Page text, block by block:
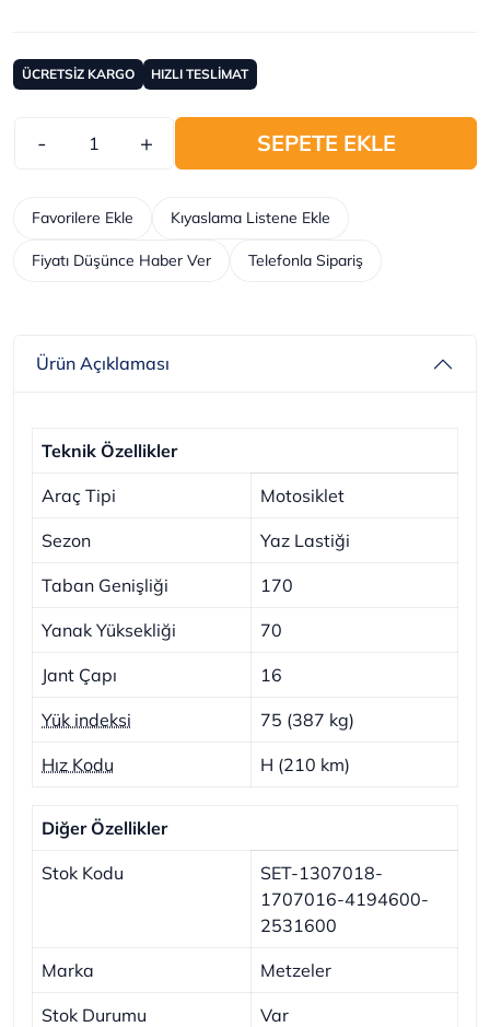
ÜCRETSİZ KARGO HIZLI TESLİMAT
- + SEPETE EKLE
Telefonla Sipariş
Kıyaslama Listene Ekle
Favorilere Ekle
Fiyatı Düşünce Haber Ver
Ürün Açıklaması
Teknik Özellikler
Araç Tipi Motosiklet
Sezon Yaz Lastiği
Taban Genişliği 170
Yanak Yüksekliği 70
Jant Çapı 16
Yük indeksi 75 (387 kg)
Hız Kodu H (210 km)
Diğer Özellikler
Stok Kodu
SET-1307018-
1707016-4194600-
2531600
Marka Metzeler
Stok Durumu Var